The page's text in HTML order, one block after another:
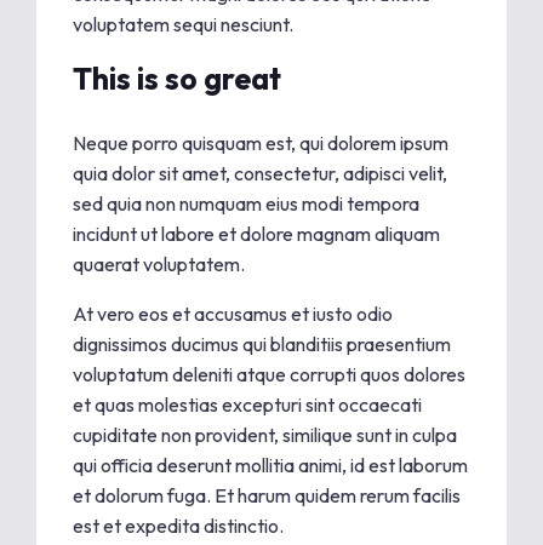
voluptatem sequi nesciunt.
This is so great
Neque porro quisquam est, qui dolorem ipsum
quia dolor sit amet, consectetur, adipisci velit,
sed quia non numquam eius modi tempora
incidunt ut labore et dolore magnam aliquam
quaerat voluptatem.
At vero eos et accusamus et iusto odio
dignissimos ducimus qui blanditiis praesentium
voluptatum deleniti atque corrupti quos dolores
et quas molestias excepturi sint occaecati
cupiditate non provident, similique sunt in culpa
qui officia deserunt mollitia animi, id est laborum
et dolorum fuga. Et harum quidem rerum facilis
est et expedita distinctio.